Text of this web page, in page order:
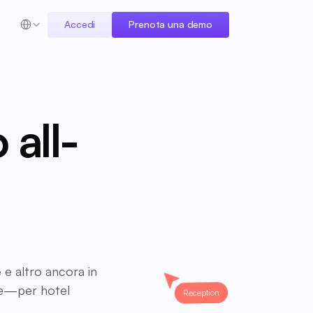
Accedi Prenota una demo
all-
e altro ancora in
hotel
Reception